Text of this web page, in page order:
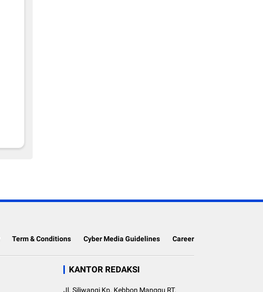
Term & Conditions Cyber Media Guidelines Career
KANTOR REDAKSI
Jl. Siliwangi Kp. Kebbon Manggu RT.